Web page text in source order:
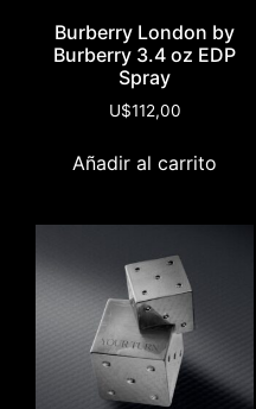
Burberry London by
Burberry 3.4 oz EDP
Spray
U$112,00
Añadir al carrito